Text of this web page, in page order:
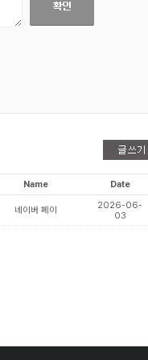
Name Date
네이버 페이
2026-06-
03